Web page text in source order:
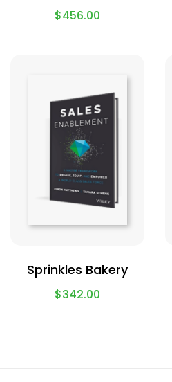
$456.00
Sprinkles Bakery
$342.00